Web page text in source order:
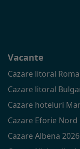
Vacante
Cazare litoral
Cazare litoral
Cazare hoteluri
Cazare Eforie Nord
Cazare Albena 2026